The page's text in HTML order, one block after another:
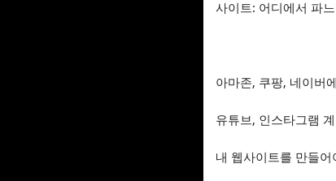
사이트: 어디에서 파
아마존, 쿠팡, 네이버
유튜브, 인스타그램
내 웹사이트를 만들어